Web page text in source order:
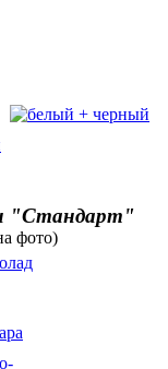
"Стандарт"
фото)